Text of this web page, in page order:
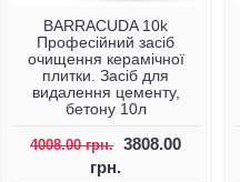
BARRACUDA 10k
Професійний засіб
очищення керамічної
плитки. Засіб для
видалення цементу,
бетону 10л
4008.00 грн. 3808.00
грн.